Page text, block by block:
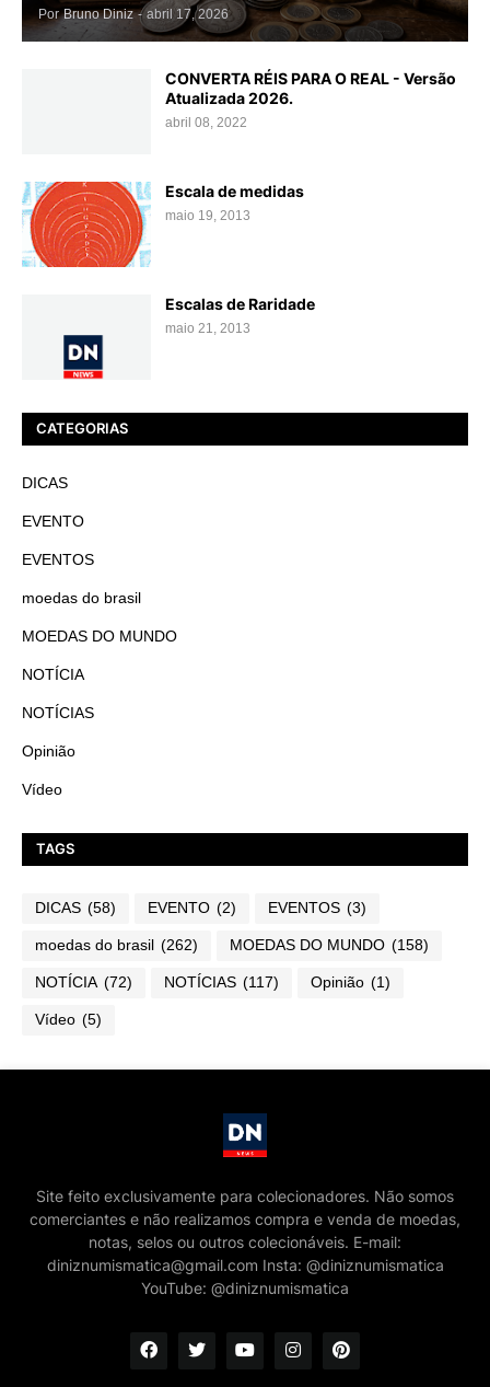
Por Bruno Diniz - abril 17, 2026
CONVERTA RÉIS PARA O REAL - Versão
Atualizada 2026.
abril 08, 2022
Escala de medidas
maio 19, 2013
Escalas de Raridade
maio 21, 2013
CATEGORIAS
DICAS
EVENTO
EVENTOS
moedas do brasil
MOEDAS DO MUNDO
NOTÍCIA
NOTÍCIAS
Opinião
Vídeo
TAGS
DICAS (58) EVENTO (2) EVENTOS (3)
moedas do brasil (262) MOEDAS DO MUNDO (158)
NOTÍCIA (72) NOTÍCIAS (117) Opinião (1)
Vídeo (5)
Site feito exclusivamente para colecionadores. Não somos
comerciantes e não realizamos compra e venda de moedas,
notas, selos ou outros colecionáveis. E-mail:
diniznumismatica@gmail.com Insta: @diniznumismatica
YouTube: @diniznumismatica